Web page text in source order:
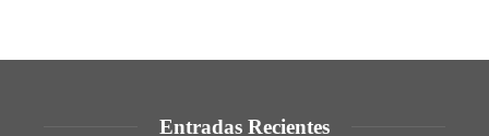
Entradas Recientes